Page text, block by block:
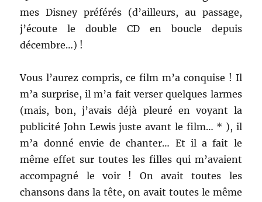
mes Disney préférés (d’ailleurs, au passage,
j’écoute le double CD en boucle depuis
décembre…) !
Vous l’aurez compris, ce film m’a conquise ! Il
m’a surprise, il m’a fait verser quelques larmes
(mais, bon, j’avais déjà pleuré en voyant la
publicité John Lewis juste avant le film… * ), il
m’a donné envie de chanter… Et il a fait le
même effet sur toutes les filles qui m’avaient
accompagné le voir ! On avait toutes les
chansons dans la tête, on avait toutes le même